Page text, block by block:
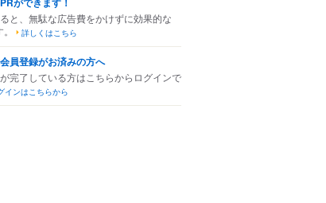
と、無駄な広告費をかけずに効果的な
詳しくはこちら
員登録がお済みの方へ
完了している方はこちらからログインで
インはこちらから